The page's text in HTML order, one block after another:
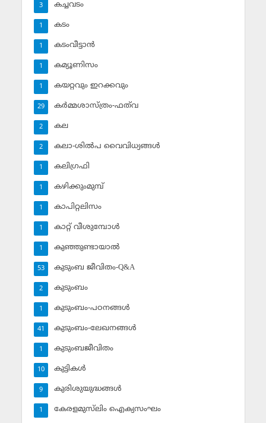
കച്ചവടം
3
കടം
1
കടംവീട്ടാന്‍
1
കമ്യൂണിസം
1
കയറ്റവും ഇറക്കവും
1
കര്‍മ്മശാസ്ത്രം-ഫത്‌വ
29
കല
2
കലാ-ശില്‍പ വൈവിധ്യങ്ങള്‍
2
കലിഗ്രഫി
1
കഴിക്കുംമുമ്പ്
1
കാപിറ്റലിസം
1
കാറ്റ് വീശുമ്പോള്‍
1
കുഞ്ഞുണ്ടായാല്‍
1
കുടുംബ ജീവിതം-Q&A
53
കുടുംബം
2
കുടുംബം-പഠനങ്ങള്‍
1
കുടുംബം-ലേഖനങ്ങള്‍
41
കുടുംബജീവിതം
1
കുട്ടികള്‍
10
കുരിശുയുദ്ധങ്ങള്‍
9
കേരളമുസ്‌ലിം ഐക്യസംഘം
1